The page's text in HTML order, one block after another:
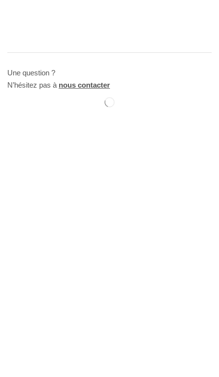
Une question ?
N’hésitez pas à nous contacter